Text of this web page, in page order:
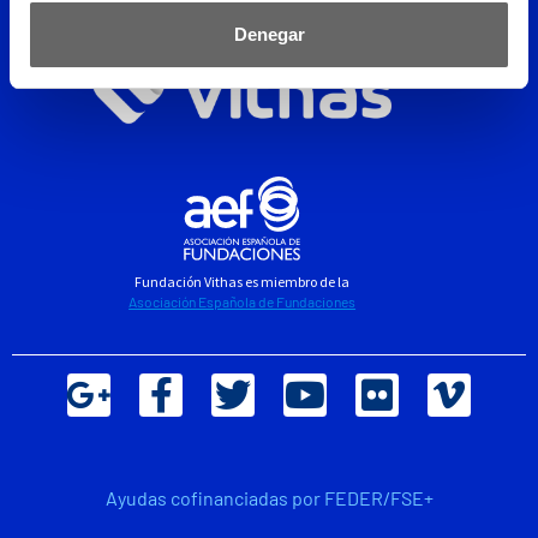
Denegar
Fundación Vithas es miembro de la
Asociación Española de Fundaciones
Ayudas cofinanciadas por FEDER/FSE+